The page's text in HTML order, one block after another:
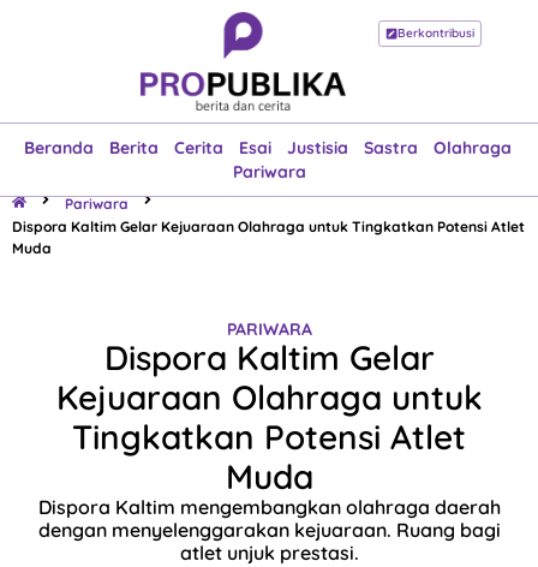
Berkontribusi
Beranda Berita Cerita Esai Justisia Sastra
Olahraga
Pariwara
Beranda
Esai
Justisia
Sastra
Olahraga
Pariwara
Pariwara
Dispora Kaltim Gelar Kejuaraan Olahraga untuk Tingkatkan Potensi Atlet
Muda
PARIWARA
Dispora Kaltim Gelar
Kejuaraan Olahraga untuk
Tingkatkan Potensi Atlet
Muda
Dispora Kaltim mengembangkan olahraga daerah
dengan menyelenggarakan kejuaraan. Ruang bagi
atlet unjuk prestasi.